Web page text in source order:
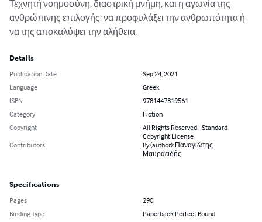
Τεχνητή νοημοσύνη, διαστρική μνήμη, και η αγωνία της
ανθρώπινης επιλογής: να προφυλάξει την ανθρωπότητα ή
να της αποκαλύψει την αλήθεια.
Details
Publication Date
Sep 24, 2021
Language
Greek
ISBN
9781447819561
Category
Fiction
Copyright
All Rights Reserved - Standard
Copyright License
Contributors
By (author): Παναγιώτης
Μαυραειδής
Specifications
Pages
290
Binding Type
Paperback Perfect Bound